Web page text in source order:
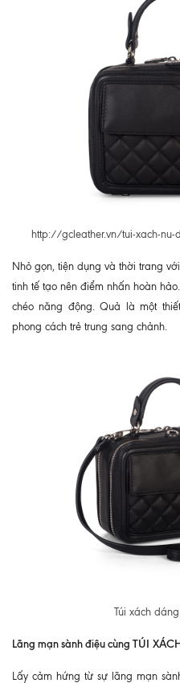
http://gcleather.vn/tui-xach-nu-
Nhỏ gọn, tiện dụng và thời trang
tinh tế tạo nên điểm nhấn hoàn
chéo năng động. Quả là một
phong cách trẻ trung sang chảnh.
Túi xách
Lãng mạn sành điệu cùng TÚI
Lấy cảm hứng từ sự lãng mạn